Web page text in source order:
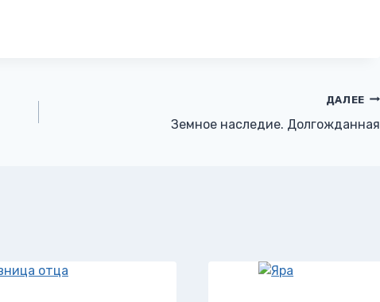
ДАЛЕЕ
Земное наследие. Долгожданная